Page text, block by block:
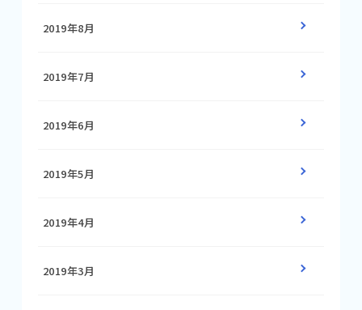
2019年8月
2019年7月
2019年6月
2019年5月
2019年4月
2019年3月